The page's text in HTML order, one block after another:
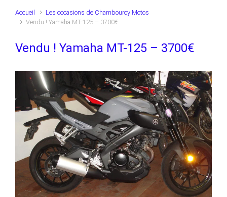
Accueil
Les occasions de Chambourcy Motos
Vendu ! Yamaha MT-125 – 3700€
Vendu ! Yamaha MT-125 – 3700€